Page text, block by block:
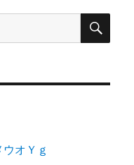
検
オＹｇ